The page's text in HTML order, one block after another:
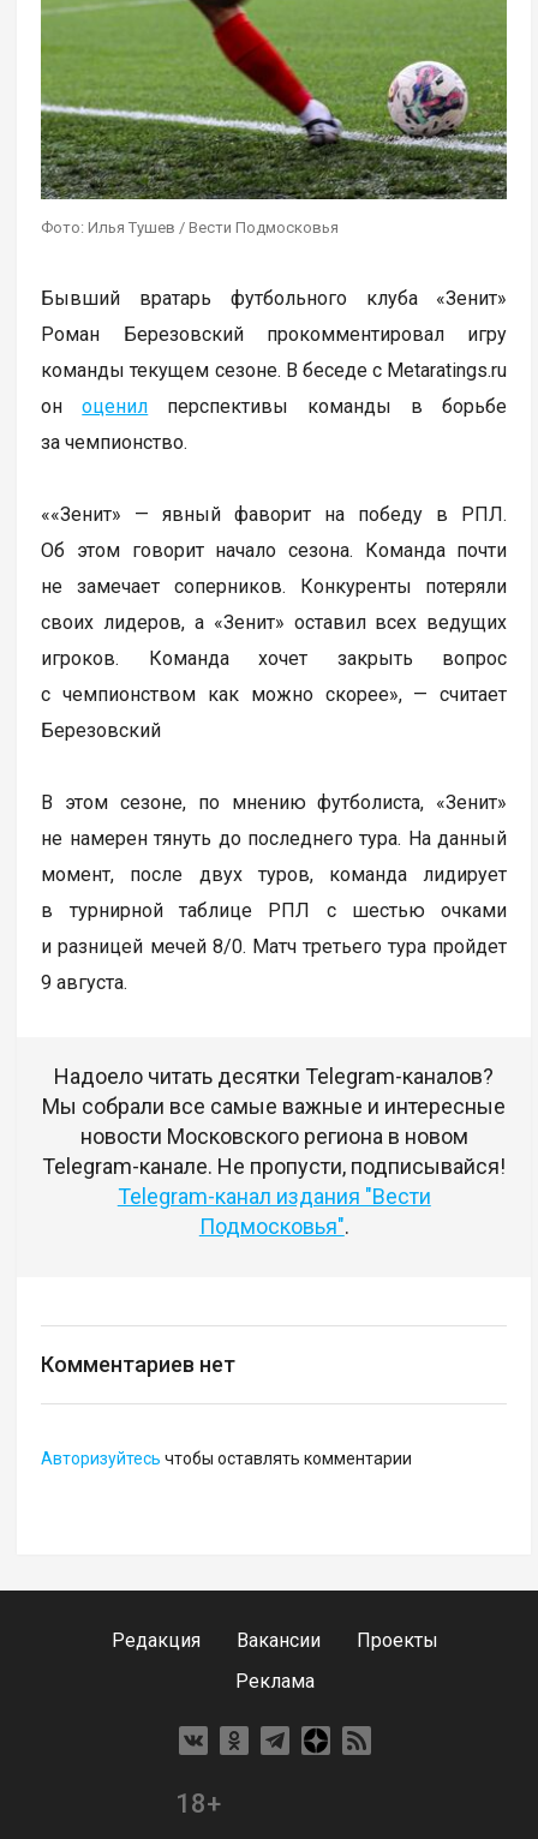
Фото: Илья Тушев / Вести Подмосковья
Бывший вратарь футбольного клуба «Зенит»
Роман Березовский прокомментировал игру
команды текущем сезоне. В беседе с Metaratings.ru
оноценил перспективы команды в борьбе
за чемпионство.
««Зенит» — явный фаворит на победу в РПЛ.
Об этом говорит начало сезона. Команда почти
не замечает соперников. Конкуренты потеряли
своих лидеров, а «Зенит» оставил всех ведущих
игроков. Команда хочет закрыть вопрос
с чемпионством как можно скорее», — считает
Березовский
В этом сезоне, по мнению футболиста, «Зенит»
не намерен тянуть до последнего тура. На данный
момент, после двух туров, команда лидирует
в турнирной таблице РПЛ с шестью очками
и разницей мечей 8/0. Матч третьего тура пройдет
9 августа.
Надоело читать десятки Telegram-каналов?
Мы собрали все самые важные и интересные
новости Московского региона в новом
Telegram-канале. Не пропусти, подписывайся!
Telegram-канал издания "Вести
Подмосковья".
Комментариев нет
Авторизуйтесь чтобы оставлять комментарии
Редакция Вакансии
Проекты
Реклама
18+